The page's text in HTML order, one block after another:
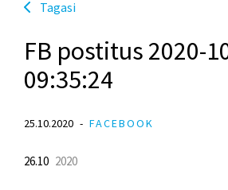
Tagasi
FB postitus 2020-
09:35:24
25.10.2020 FACEBOOK
26.10 2020